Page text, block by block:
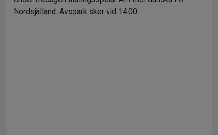
Nordsjälland. Avspark sker vid 14.00.